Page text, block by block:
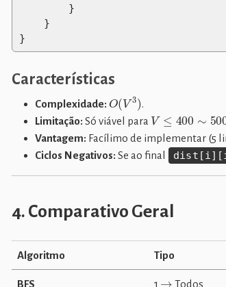
}
}
}
Características
Complexidade: O(V3) .
Limitação: Só viável para V≤ 400∼500
Vantagem: Facílimo de implementar (5
Ciclos Negativos: Se ao final
4. Comparativo Geral
Algoritmo Tipo
BFS 1 → Todos